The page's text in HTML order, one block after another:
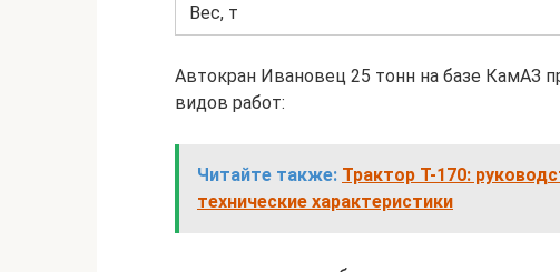
Вес, т
Автокран Ивановец 25 тонн на базе КамАЗ
видов работ:
Читайте также: Трактор Т-170:
технические характеристики